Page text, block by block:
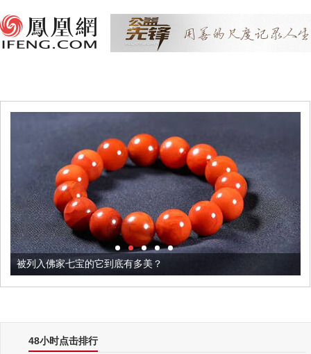
被列入佛家七宝的它到底有多美？
48小时点击排行